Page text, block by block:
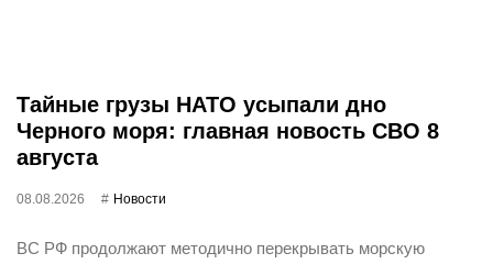
Тайные грузы НАТО усыпали дно
Черного моря: главная новость СВО 8
августа
08.08.2026 Новости
ВС РФ продолжают методично перекрывать морскую